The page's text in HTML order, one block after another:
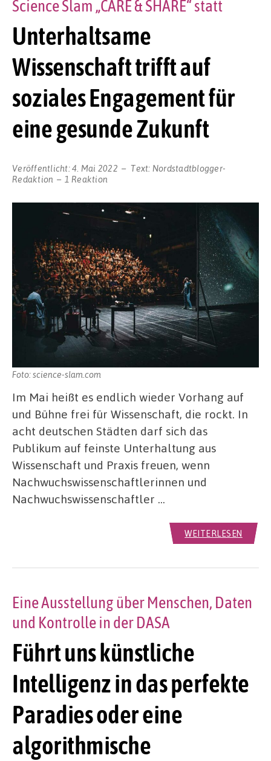
Unterhaltsame
Wissenschaft trifft auf
soziales Engagement für
eine gesunde Zukunft
Science Slam „CARE & SHARE“ statt
Veröffentlicht:4. Mai 2022 Text: Nordstadtblogger-
Redaktion
1 Reaktion
Foto: science-slam.com
Im Mai heißt es endlich wieder Vorhang auf
und Bühne frei für Wissenschaft, die rockt. In
acht deutschen Städten darf sich das
Publikum auf feinste Unterhaltung aus
Wissenschaft und Praxis freuen, wenn
Nachwuchswissenschaftlerinnen und
Nachwuchswissenschaftler …
WEITERLESEN
Führt uns künstliche
Intelligenz in das perfekte
Paradies oder eine
algorithmische
Eine Ausstellung über Menschen, Daten
und Kontrolle in der DASA